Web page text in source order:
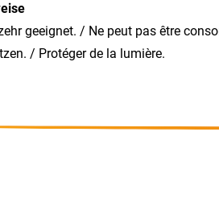
geeignet. / Ne peut pas être
/ Protéger de la lumière.